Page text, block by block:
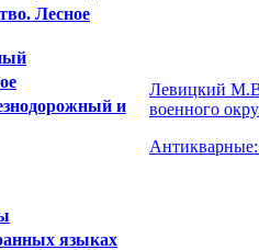
Лесное
и
языках
Левицкий
военного
Антикварные: